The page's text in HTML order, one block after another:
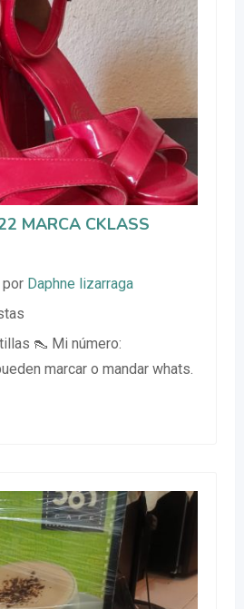
MARCA CKLASS
por Daphne lizarraga
👠 Mi número:
marcar o mandar whats.